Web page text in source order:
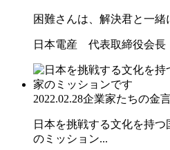
困難さんは、解決君と一緒
日本電産 代表取締役会
2022.02.28企業家たちの金
日本を挑戦する文化を持
のミッション...